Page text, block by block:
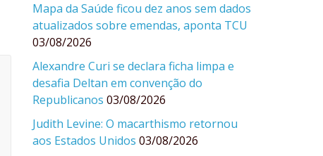
Mapa da Saúde ficou dez anos sem dados
atualizados sobre emendas, aponta TCU
03/08/2026
Alexandre Curi se declara ficha limpa e
desafia Deltan em convenção do
Republicanos 03/08/2026
Judith Levine: O macarthismo retornou
aos Estados Unidos 03/08/2026